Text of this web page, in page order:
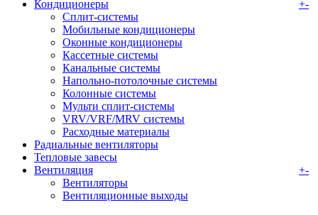
Кондиционеры
+-
Сплит-системы
Мобильные кондиционеры
Оконные кондиционеры
Кассетные системы
Канальные системы
Напольно-потолочные системы
Колонные системы
Мульти сплит-системы
VRV/VRF/MRV системы
Расходные материалы
Радиальные вентиляторы
Тепловые завесы
Вентиляция
+-
Вентиляторы
Вентиляционные выходы